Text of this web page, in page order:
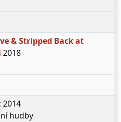
& Stripped Back at
2018
2014
hudby